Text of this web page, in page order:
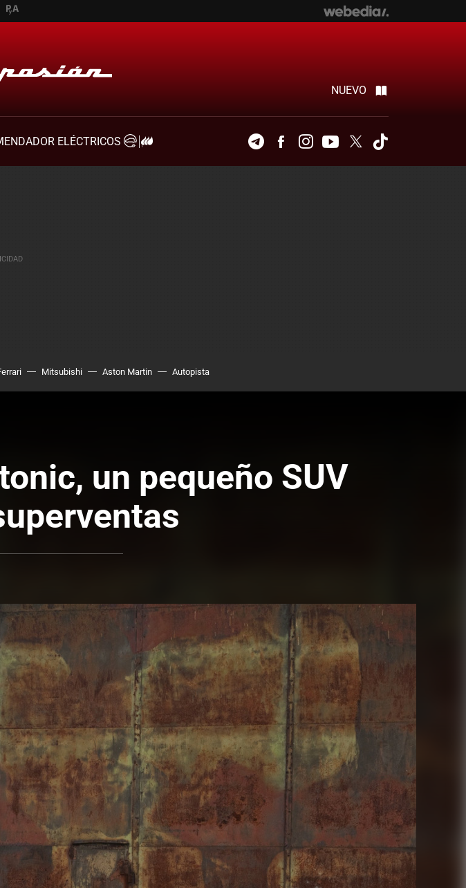
NUEVO
ELÉCTRICOS
TelegramFacebookInstagramYoutubeTwitter
Mitsubishi Aston Martin Autopista
un pequeño SUV